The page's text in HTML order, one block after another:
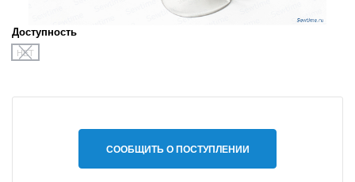
Доступность
НЕТ
СООБЩИТЬ О ПОСТУПЛЕНИИ